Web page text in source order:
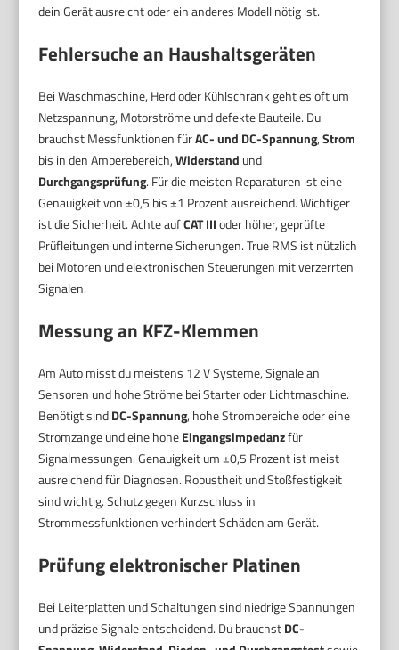
dein Gerät ausreicht oder ein anderes Modell nötig ist.
Fehlersuche an Haushaltsgeräten
Bei Waschmaschine, Herd oder Kühlschrank geht es oft um
Netzspannung, Motorströme und defekte Bauteile. Du
brauchst Messfunktionen fürAC- und DC-Spannung,Strom
bis in den Amperebereich,Widerstand und
Durchgangsprüfung. Für die meisten Reparaturen ist eine
Genauigkeit von ±0,5 bis ±1 Prozent ausreichend. Wichtiger
ist die Sicherheit. Achte aufCAT IIIoder höher, geprüfte
Prüfleitungen und interne Sicherungen. True RMS ist nützlich
bei Motoren und elektronischen Steuerungen mit verzerrten
Signalen.
Messung an KFZ-Klemmen
Am Auto misst du meistens 12 V Systeme, Signale an
Sensoren und hohe Ströme bei Starter oder Lichtmaschine.
Benötigt sindDC-Spannung, hohe Strombereiche oder eine
Stromzange und eine hoheEingangsimpedanzfür
Signalmessungen. Genauigkeit um ±0,5 Prozent ist meist
ausreichend für Diagnosen. Robustheit und Stoßfestigkeit
sind wichtig. Schutz gegen Kurzschluss in
Strommessfunktionen verhindert Schäden am Gerät.
Prüfung elektronischer Platinen
Bei Leiterplatten und Schaltungen sind niedrige Spannungen
und präzise Signale entscheidend. Du brauchstDC-